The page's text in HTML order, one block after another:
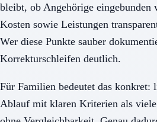
bleibt, ob Angehörige eingebunden
Kosten sowie Leistungen
Wer diese Punkte sauber
Korrekturschleifen deutlich.
Für Familien bedeutet das konkret:
Ablauf mit klaren Kriterien als